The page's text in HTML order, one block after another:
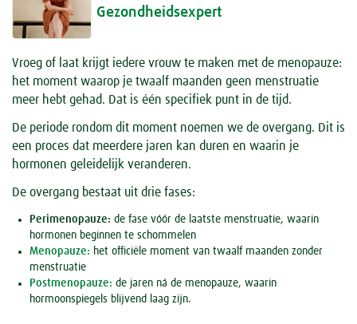
Gezondheidsexpert
Vroeg of laat krijgt iedere vrouw te maken met de menopauze:
het moment waarop je twaalf maanden geen menstruatie
meer hebt gehad. Dat is één specifiek punt in de tijd.
De periode rondom dit moment noemen we de overgang. Dit is
een proces dat meerdere jaren kan duren en waarin je
hormonen geleidelijk veranderen.
De overgang bestaat uit drie fases:
Perimenopauze:de fase vóór de laatste menstruatie, waarin
hormonen beginnen te schommelen
Menopauze: het officiële moment van twaalf maanden zonder
menstruatie
Postmenopauze: de jaren ná de menopauze, waarin
hormoonspiegels blijvend laag zijn.